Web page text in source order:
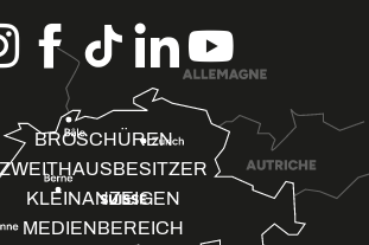
BROSCHÜREN
ZWEITHAUSBESITZER
KLEINANZEIGEN
MEDIENBEREICH